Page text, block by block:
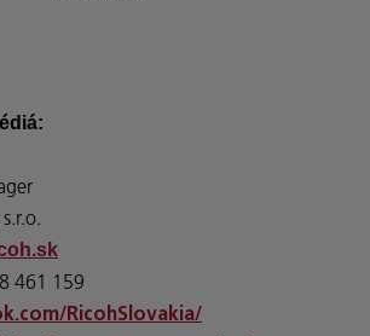
461 159
RicohSlovakia/